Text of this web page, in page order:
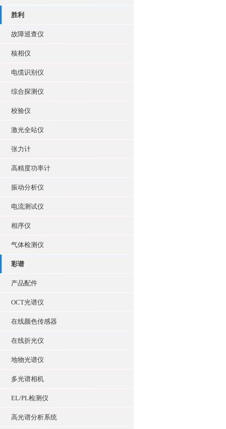
胜利
故障巡查仪
核相仪
电缆识别仪
综合探测仪
校验仪
激光全站仪
张力计
高精度功率计
振动分析仪
电流测试仪
相序仪
气体检测仪
彩谱
产品配件
OCT光谱仪
在线颜色传感器
在线折光仪
地物光谱仪
多光谱相机
EL/PL检测仪
高光谱分析系统